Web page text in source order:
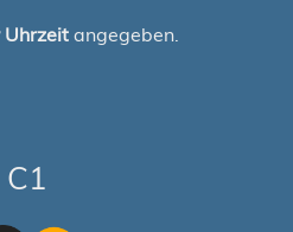
Uhrzeit angegeben.
C1